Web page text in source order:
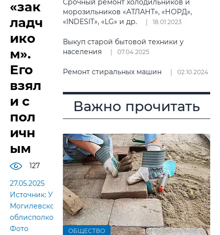
«зак
ладч
ико
м».
Его
взял
и с
пол
ичн
ым
127
27.05.2025
Источник: УВД
Могилевского
облисполкома.
Фото
Срочный ремонт холодильников и
морозильников «АТЛАНТ», «НОРД»,
«INDESIT», «LG» и др.
18.01.2023
Выкуп старой бытовой техники у
населения
07.04.2025
Ремонт стиральных машин 02.10.2024
Важно прочитать
ОБЩЕСТВО